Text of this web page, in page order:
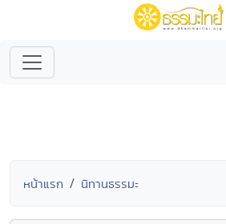
หน้าแรก นิทานธรรมะ